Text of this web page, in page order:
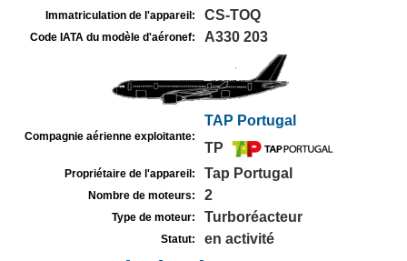
Immatriculation de l'appareil: CS-TOQ
Code IATA du modèle d'aéronef: A330 203
Compagnie aérienne exploitante:
TAP Portugal
TP
Propriétaire de l'appareil: Tap Portugal
Nombre de moteurs: 2
Type de moteur: Turboréacteur
Statut: en activité